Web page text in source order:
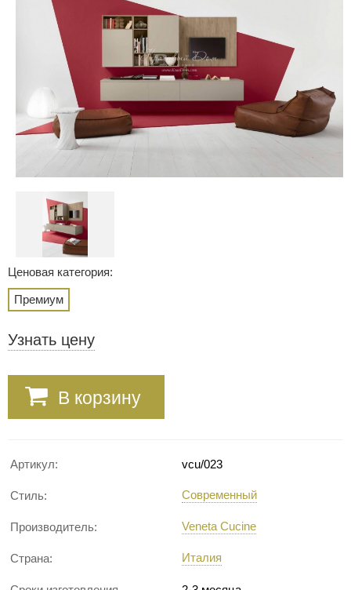
Ценовая категория:
Премиум
Узнать цену
В корзину
Артикул: vcu/023
Стиль: Современный
Производитель: Veneta Cucine
Страна: Италия